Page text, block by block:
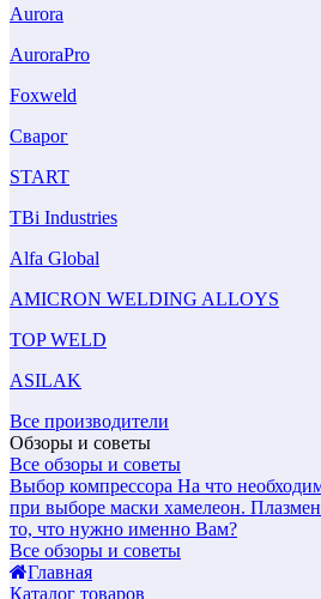
Aurora
AuroraPro
Foxweld
Сварог
START
TBi Industries
Alfa Global
AMICRON WELDING ALLOYS
TOP WELD
ASILAK
Все производители
Обзоры и советы
Все обзоры и советы
Выбор компрессора На что
при выборе маски хамелеон.
то, что нужно именно Вам?
Все обзоры и советы
Главная
Каталог товаров